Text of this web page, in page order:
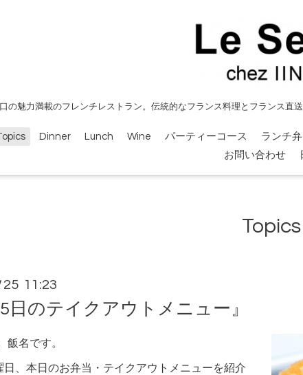
の魅力満載のフレンチレストラン。伝統的なフランス料理とフランス直
Dinner Lunch Wine パーティーコース ランチ
お問い合わせ
Topics
25 11:23
日のテイクアウトメニュー』
飯名です。
日、本日のお弁当・テイクアウトメニューを紹介